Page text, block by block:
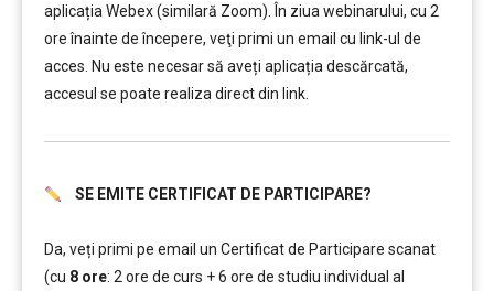
aplicația Webex (similară Zoom). În ziua webinarului, cu 2
ore înainte de începere, veţi primi un email cu link-ul de
acces. Nu este necesar să aveți aplicația descărcată,
accesul se poate realiza direct din link.
SE EMITE CERTIFICAT DE PARTICIPARE?
Da, veți primi pe email un Certificat de Participare scanat
(cu 8 ore: 2 ore de curs + 6 ore de studiu individual al